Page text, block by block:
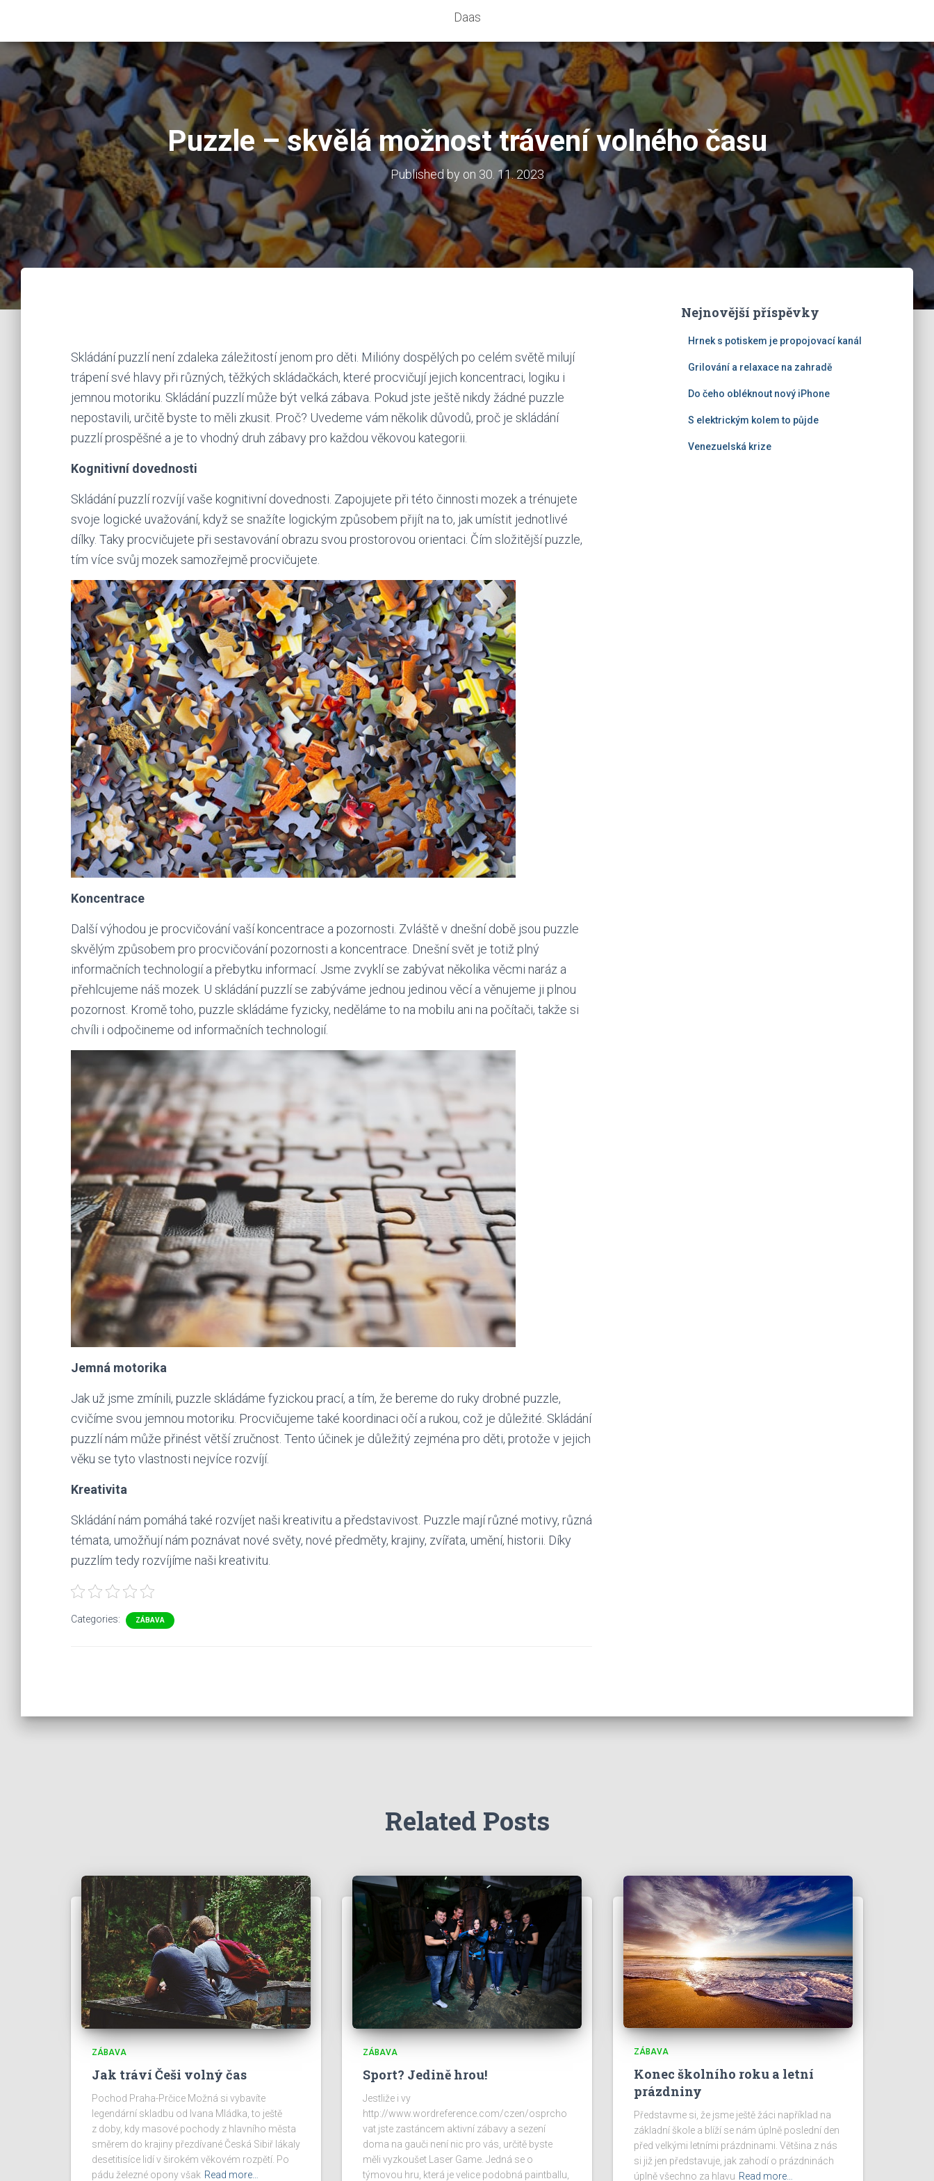
Daas
Puzzle – skvělá možnost trávení volného času
Published by on 30. 11. 2023
Skládání puzzlí není zdaleka záležitostí jenom pro děti. Milióny dospělých po celém světě milují
trápení své hlavy při různých, těžkých skládačkách, které procvičují jejich koncentraci, logiku i
jemnou motoriku. Skládání puzzlí může být velká zábava. Pokud jste ještě nikdy žádné puzzle
nepostavili, určitě byste to měli zkusit. Proč? Uvedeme vám několik důvodů, proč je skládání
puzzlí prospěšné a je to vhodný druh zábavy pro každou věkovou kategorii.
Kognitivní dovednosti
Skládání puzzlí rozvíjí vaše kognitivní dovednosti. Zapojujete při této činnosti mozek a trénujete
svoje logické uvažování, když se snažíte logickým způsobem přijít na to, jak umístit jednotlivé
dílky. Taky procvičujete při sestavování obrazu svou prostorovou orientaci. Čím složitější puzzle,
tím více svůj mozek samozřejmě procvičujete.
Koncentrace
Další výhodou je procvičování vaší koncentrace a pozornosti. Zvláště v dnešní době jsou puzzle
skvělým způsobem pro procvičování pozornosti a koncentrace. Dnešní svět je totiž plný
informačních technologií a přebytku informací. Jsme zvyklí se zabývat několika věcmi naráz a
přehlcujeme náš mozek. U skládání puzzlí se zabýváme jednou jedinou věcí a věnujeme ji plnou
pozornost. Kromě toho, puzzle skládáme fyzicky, neděláme to na mobilu ani na počítači, takže si
chvíli i odpočineme od informačních technologií.
Jemná motorika
Jak už jsme zmínili, puzzle skládáme fyzickou prací, a tím, že bereme do ruky drobné puzzle,
cvičíme svou jemnou motoriku. Procvičujeme také koordinaci očí a rukou, což je důležité. Skládání
puzzlí nám může přinést větší zručnost. Tento účinek je důležitý zejména pro děti, protože v jejich
věku se tyto vlastnosti nejvíce rozvíjí.
Kreativita
Skládání nám pomáhá také rozvíjet naši kreativitu a představivost. Puzzle mají různé motivy, různá
témata, umožňují nám poznávat nové světy, nové předměty, krajiny, zvířata, umění, historii. Díky
puzzlím tedy rozvíjíme naši kreativitu.
Categories: ZÁBAVA
Nejnovější příspěvky
Hrnek s potiskem je propojovací kanál
Grilování a relaxace na zahradě
Do čeho obléknout nový iPhone
S elektrickým kolem to půjde
Venezuelská krize
Related Posts
ZÁBAVA
Jak tráví Češi volný čas
Pochod Praha-Prčice Možná si vybavíte
legendární skladbu od Ivana Mládka, to ještě
z doby, kdy masové pochody z hlavního města
směrem do krajiny přezdívané Česká Sibiř lákaly
desetitisíce lidí v širokém věkovém rozpětí. Po
pádu železné opony však Read more…
ZÁBAVA
Sport? Jedině hrou!
Jestliže i vy
http://www.wordreference.com/czen/osprcho
vat jste zastáncem aktivní zábavy a sezení
doma na gauči není nic pro vás, určitě byste
měli vyzkoušet Laser Game. Jedná se o
týmovou hru, která je velice podobná paintballu,
ZÁBAVA
Konec školního roku a letní
prázdniny
Představme si, že jsme ještě žáci například na
základní škole a blíží se nám úplně poslední den
před velkými letními prázdninami. Většina z nás
si již jen představuje, jak zahodí o prázdninách
úplně všechno za hlavu Read more…